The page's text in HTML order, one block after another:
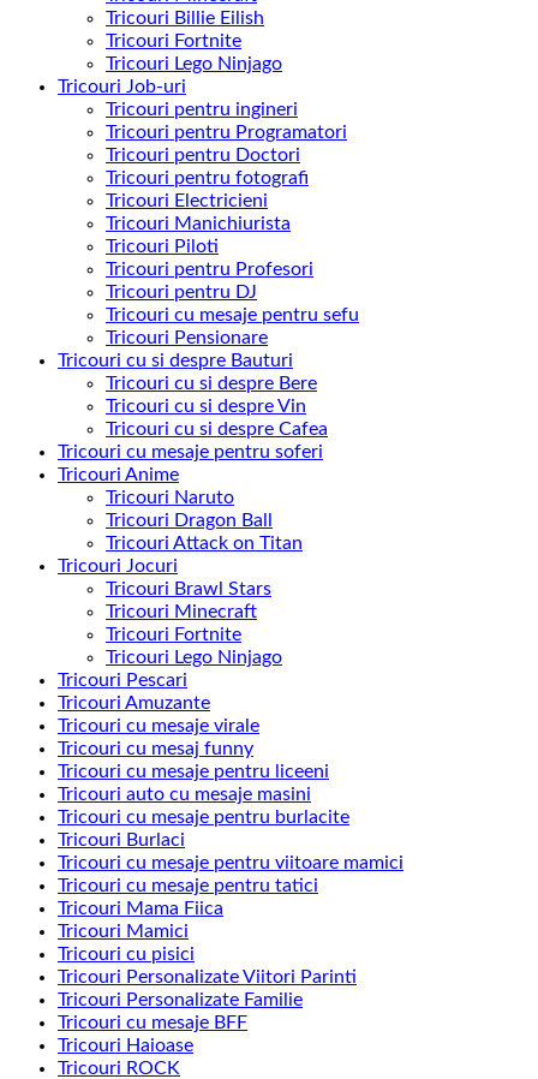
Tricouri Billie Eilish
Tricouri Fortnite
Tricouri Lego Ninjago
Tricouri Job-uri
Tricouri pentru ingineri
Tricouri pentru Programatori
Tricouri pentru Doctori
Tricouri pentru fotografi
Tricouri Electricieni
Tricouri Manichiurista
Tricouri Piloti
Tricouri pentru Profesori
Tricouri pentru DJ
Tricouri cu mesaje pentru sefu
Tricouri Pensionare
Tricouri cu si despre Bauturi
Tricouri cu si despre Bere
Tricouri cu si despre Vin
Tricouri cu si despre Cafea
Tricouri cu mesaje pentru soferi
Tricouri Anime
Tricouri Naruto
Tricouri Dragon Ball
Tricouri Attack on Titan
Tricouri Jocuri
Tricouri Brawl Stars
Tricouri Minecraft
Tricouri Fortnite
Tricouri Lego Ninjago
Tricouri Pescari
Tricouri Amuzante
Tricouri cu mesaje virale
Tricouri cu mesaj funny
Tricouri cu mesaje pentru liceeni
Tricouri auto cu mesaje masini
Tricouri cu mesaje pentru burlacite
Tricouri Burlaci
Tricouri cu mesaje pentru viitoare mamici
Tricouri cu mesaje pentru tatici
Tricouri Mama Fiica
Tricouri Mamici
Tricouri cu pisici
Tricouri Personalizate Viitori Parinti
Tricouri Personalizate Familie
Tricouri cu mesaje BFF
Tricouri Haioase
Tricouri ROCK